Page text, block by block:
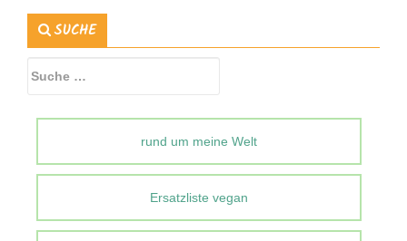
SUCHE
Suche
rund um meine Welt
Ersatzliste vegan